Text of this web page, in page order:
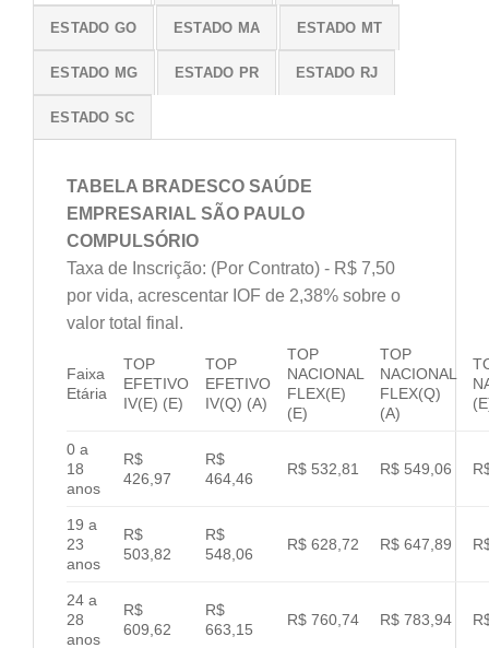
ESTADO GO ESTADO MA ESTADO MT
ESTADO MG ESTADO PR ESTADO RJ
ESTADO SC
TABELA BRADESCO SAÚDE
EMPRESARIAL SÃO PAULO
COMPULSÓRIO
Taxa de Inscrição: (Por Contrato) - R$ 7,50
por vida, acrescentar IOF de 2,38% sobre o
valor total final.
Faixa
Etária
TOP
EFETIVO
IV(E) (E)
TOP
EFETIVO
IV(Q) (A)
TOP
NACIONAL
FLEX(E)
(E)
TOP
NACIONAL
FLEX(Q)
(A)
0 a
18
anos
R$
426,97
R$
464,46
R$ 532,81 R$ 549,06
19 a
23
anos
R$
503,82
R$
548,06
R$ 628,72 R$ 647,89
24 a
28
anos
R$
609,62
R$
663,15
R$ 760,74 R$ 783,94